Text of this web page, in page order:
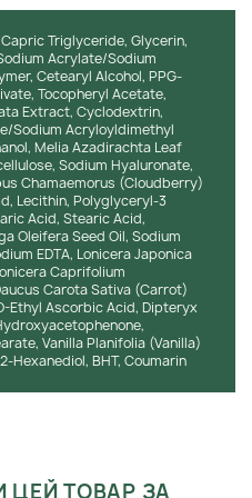
що регулярне
24 забезпечує помітне
8-тижневого
користувачів
зменшення глибини
текстури шкіри
також довело свою
шкіри та скороченні
кількість засобу
обличчя та шиї. Легкими
до активного компонента.
Triglyceride, Glycerin,
Acrylate/Sodium
Cetearyl Alcohol, PPG-
Tocopheryl Acetate,
Extract, Cyclodextrin,
Sodium Acryloyldimethyl
Melia Azadirachta Leaf
Sodium Hyaluronate,
Chamaemorus (Cloudberry)
Lecithin, Polyglyceryl-3
Acid, Stearic Acid,
Oleifera Seed Oil, Sodium
EDTA, Lonicera Japonica
Caprifolium
Carota Sativa (Carrot)
Ethyl Ascorbic Acid, Dipteryx
Vanilla Planifolia (Vanilla)
Hexanediol, BHT, Coumarin
ЦЕЙ ТОВАР ЗА